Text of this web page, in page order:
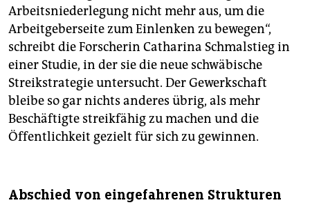
Arbeitsniederlegung nicht mehr aus, um die
Arbeitgeberseite zum Einlenken zu bewegen“,
schreibt die Forscherin Catharina Schmalstieg in
einer Studie, in der sie die neue schwäbische
Streikstrategie untersucht. Der Gewerkschaft
bleibe so gar nichts anderes übrig, als mehr
Beschäftigte streikfähig zu machen und die
Öffentlichkeit gezielt für sich zu gewinnen.
Abschied von eingefahrenen Strukturen